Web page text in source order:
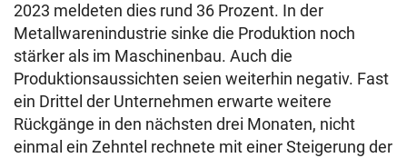
2023 meldeten dies rund 36 Prozent. In der
Metallwarenindustrie sinke die Produktion noch
stärker als im Maschinenbau. Auch die
Produktionsaussichten seien weiterhin negativ. Fast
ein Drittel der Unternehmen erwarte weitere
Rückgänge in den nächsten drei Monaten, nicht
einmal ein Zehntel rechnete mit einer Steigerung der